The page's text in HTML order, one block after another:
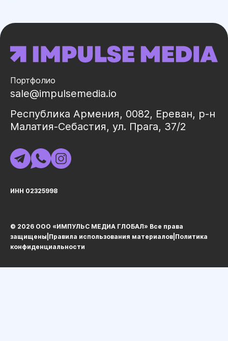
Портфолио
sale@impulsemedia.io
Республика Армения, 0082, Ереван, р-н
Малатия-Себастия, ул. Прага, 37/2
ИНН 02325998
© 2026 ООО «ИМПУЛЬС МЕДИА ГЛОБАЛ» Все права
защищеныㅤ|ㅤ Правила использования материалов Политика
конфиденциальности